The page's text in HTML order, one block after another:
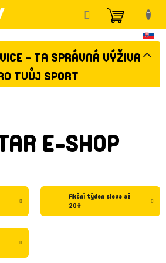
KOŠÍK
- TA SPRÁVNÁ VÝŽIVA
TVŮJ SPORT
E-SHOP
Akční týden sleva až
20%